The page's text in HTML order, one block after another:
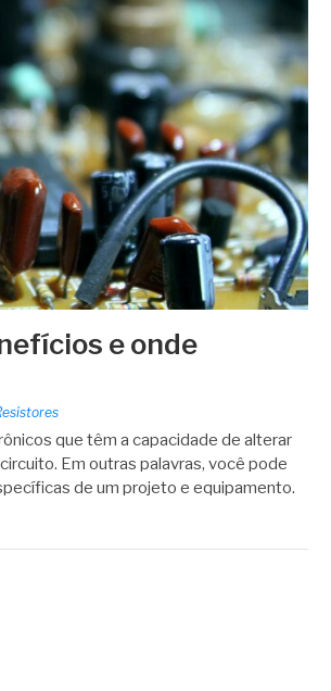
e onde
que têm a capacidade de alterar
Em outras palavras, você pode
de um projeto e equipamento.